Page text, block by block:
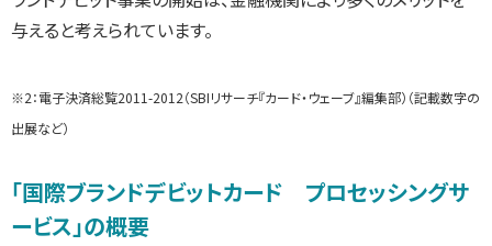
与えると考えられています。
※2：電子決済総覧2011-2012（SBIリサーチ『カード・ウェーブ』編集部）（記載数字の
出展など）
「国際ブランドデビットカード プロセッシングサ
ービス」の概要